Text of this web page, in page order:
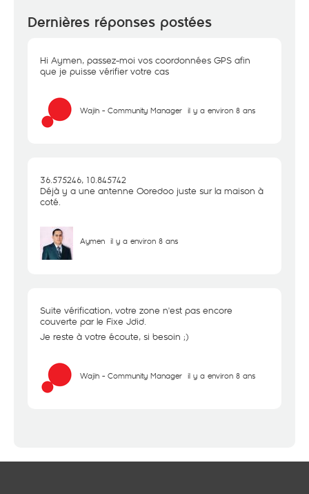
Dernières réponses postées
Hi Aymen, passez-moi vos coordonnées GPS afin
que je puisse vérifier votre cas
Wajih - Community Manager il y a environ 8 ans
36.575246, 10.845742
Déjà y a une antenne Ooredoo juste sur la maison à
coté.
Aymen il y a environ 8 ans
Suite vérification, votre zone n'est pas encore
couverte par le Fixe Jdid.
Je reste à votre écoute, si besoin ;)
Wajih - Community Manager il y a environ 8 ans